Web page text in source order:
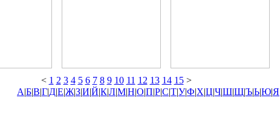
< 1 2 3 4 5 6 7 8 9 10 11 12 13 14 15>
А|Б|В|Г|Д|Е|Ж|З|И|Й|К|Л|М|Н|О|П|Р|С|Т|У|Ф|Х|Ц|Ч|Ш|Щ|Ъ|Ь|Ю|Я